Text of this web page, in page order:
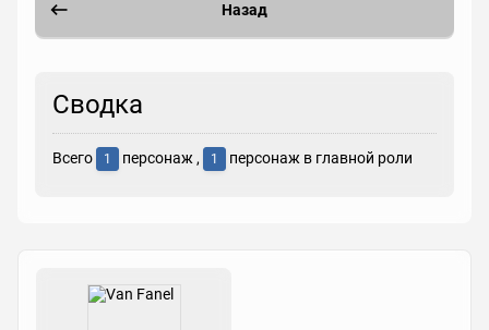
Назад
Сводка
Всего 1 персонаж , 1 персонаж в главной роли